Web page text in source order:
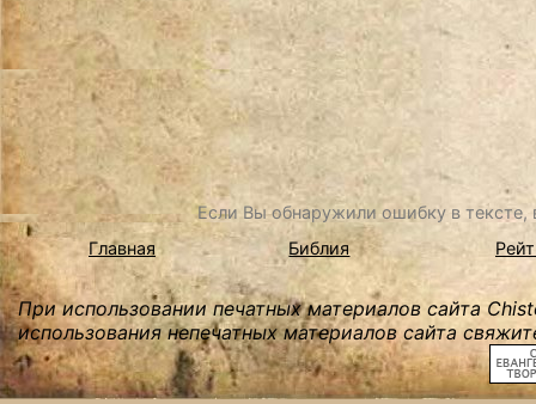
Если Вы обнаружили ошибку в
Главная
Библия
При использовании печатных материалов сайта
использования непечатных материалов сайта